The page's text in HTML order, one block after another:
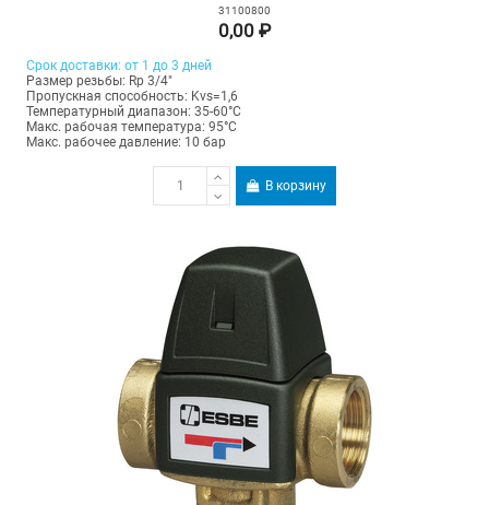
31100800
0,00 ₽
Срок доставки: от 1 до 3 дней
Размер резьбы: Rp 3/4"
Пропускная способность: Kvs=1,6
Температурный диапазон: 35-60°C
Макс. рабочая температура: 95°C
Макс. рабочее давление: 10 бар
В корзину